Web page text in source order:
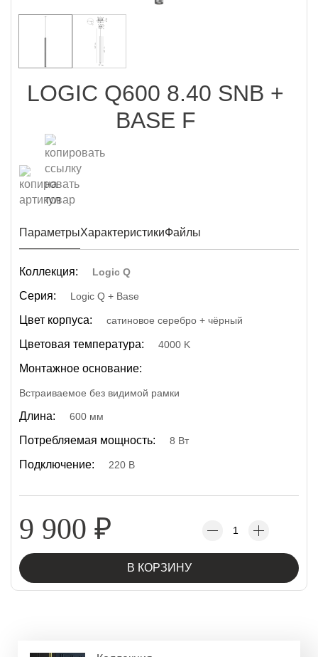
LOGIC Q600 8.40 SNB +
BASE F
ПараметрыХарактеристикиФайлы
Коллекция: Logic Q
Серия: Logic Q + Base
Цвет корпуса: сатиновое серебро + чёрный
Цветовая температура: 4000 K
Монтажное основание:
Встраиваемое без видимой рамки
Длина: 600 мм
Потребляемая мощность: 8 Вт
Подключение: 220 В
9 900 ₽
В КОРЗИНУ